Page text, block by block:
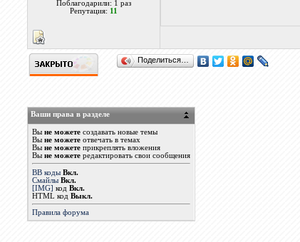
Поблагодарили: 1 раз
Репутация: 11
Поделиться…
Ваши права в разделе
Выне можете создавать новые темы
Выне можете отвечать в темах
Выне можете прикреплять вложения
Выне можете редактировать свои сообщения
BB коды Вкл.
Смайлы Вкл.
[IMG] кодВкл.
HTML кодВыкл.
Правила форума